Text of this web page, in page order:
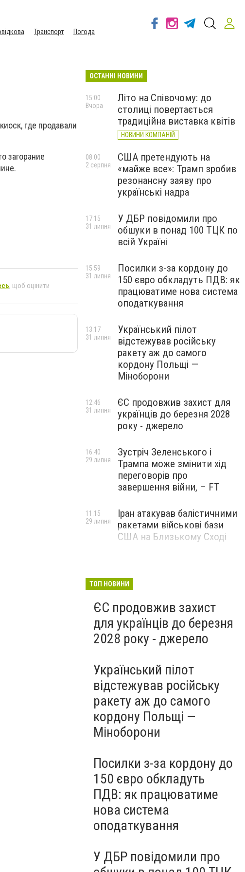
Транспорт Погода
где продавали
загорание
, щоб оцінити
ОСТАННІ НОВИНИ
Літо на Співочому: до
столиці повертається
традиційна виставка квітів
НОВИНИ КОМПАНІЙ
15:00
Вчора
США претендують на
«майже все»: Трамп зробив
резонансну заяву про
українські надра
08:00
2 серпня
У ДБР повідомили про
обшуки в понад 100 ТЦК по
всій Україні
17:15
31 липня
Посилки з-за кордону до
150 євро обкладуть ПДВ: як
працюватиме нова система
оподаткування
15:59
31 липня
Український пілот
відстежував російську
ракету аж до самого
кордону Польщі —
Міноборони
13:17
31 липня
ЄС продовжив захист для
українців до березня 2028
року - джерело
12:46
31 липня
Зустріч Зеленського і
Трампа може змінити хід
переговорів про
завершення війни, – FT
16:40
29 липня
Іран атакував балістичними
ракетами військові бази
США на Близькому Сході
11:15
29 липня
ТОП НОВИНИ
ЄС продовжив захист
для українців до березня
2028 року - джерело
Український пілот
відстежував російську
ракету аж до самого
кордону Польщі —
Міноборони
Посилки з-за кордону до
150 євро обкладуть
ПДВ: як працюватиме
нова система
оподаткування
У ДБР повідомили про